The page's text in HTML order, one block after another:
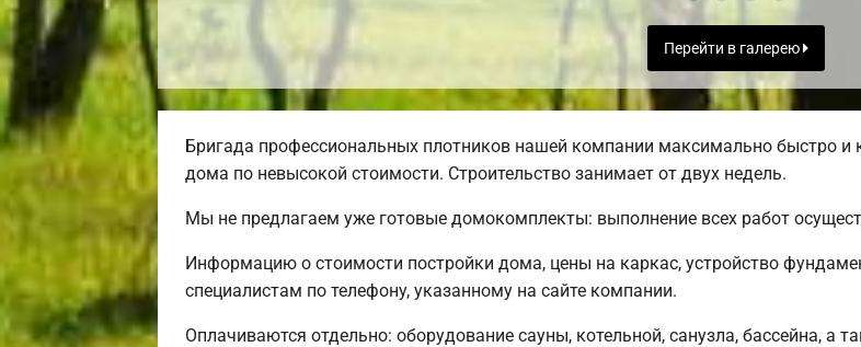
Перейти в галерею
Бригада профессиональных плотников нашей компании максимально быстро и
дома по невысокой стоимости. Строительство занимает от двух недель.
Мы не предлагаем уже готовые домокомплекты: выполнение всех работ
Информацию о стоимости постройки дома, цены на каркас, устройство
специалистам по телефону, указанному на сайте компании.
Оплачиваются отдельно: оборудование сауны, котельной, санузла, бассейна, а